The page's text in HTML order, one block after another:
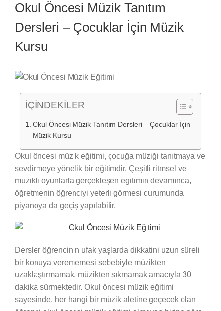
Okul Öncesi Müzik Tanıtım
Dersleri – Çocuklar İçin Müzik
Kursu
İÇİNDEKİLER
Okul Öncesi Müzik Tanıtım Dersleri – Çocuklar İçin
Müzik Kursu
Okul öncesi müzik eğitimi, çocuğa müziği tanıtmaya ve
sevdirmeye yönelik bir eğitimdir. Çeşitli ritmsel ve
müzikli oyunlarla gerçekleşen eğitimin devamında,
öğretmenin öğrenciyi yeterli görmesi durumunda
piyanoya da geçiş yapılabilir.
Dersler öğrencinin ufak yaşlarda dikkatini uzun süreli
bir konuya verememesi sebebiyle müzikten
uzaklaştırmamak, müzikten sıkmamak amacıyla 30
dakika sürmektedir. Okul öncesi müzik eğitimi
sayesinde, her hangi bir müzik aletine geçecek olan